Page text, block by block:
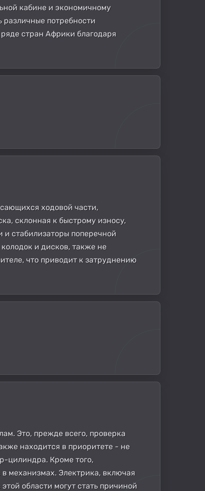
кабине и экономичному
различные потребности
стран Африки благодаря
ходовой части,
склонная к быстрому износу,
стабилизаторы поперечной
и дисков, также не
что приводит к затруднению
Это, прежде всего, проверка
находится в приоритете - не
цилиндра. Кроме того,
механизмах. Электрика, включая
области могут стать причиной